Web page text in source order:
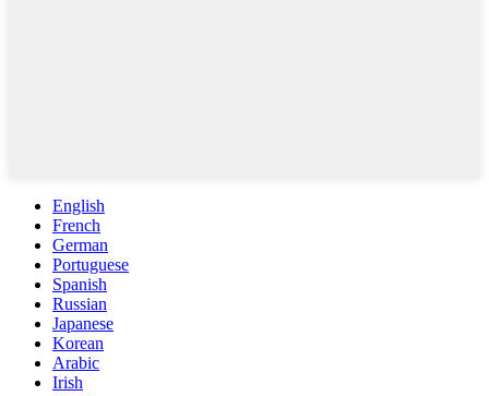
English
French
German
Portuguese
Spanish
Russian
Japanese
Korean
Arabic
Irish